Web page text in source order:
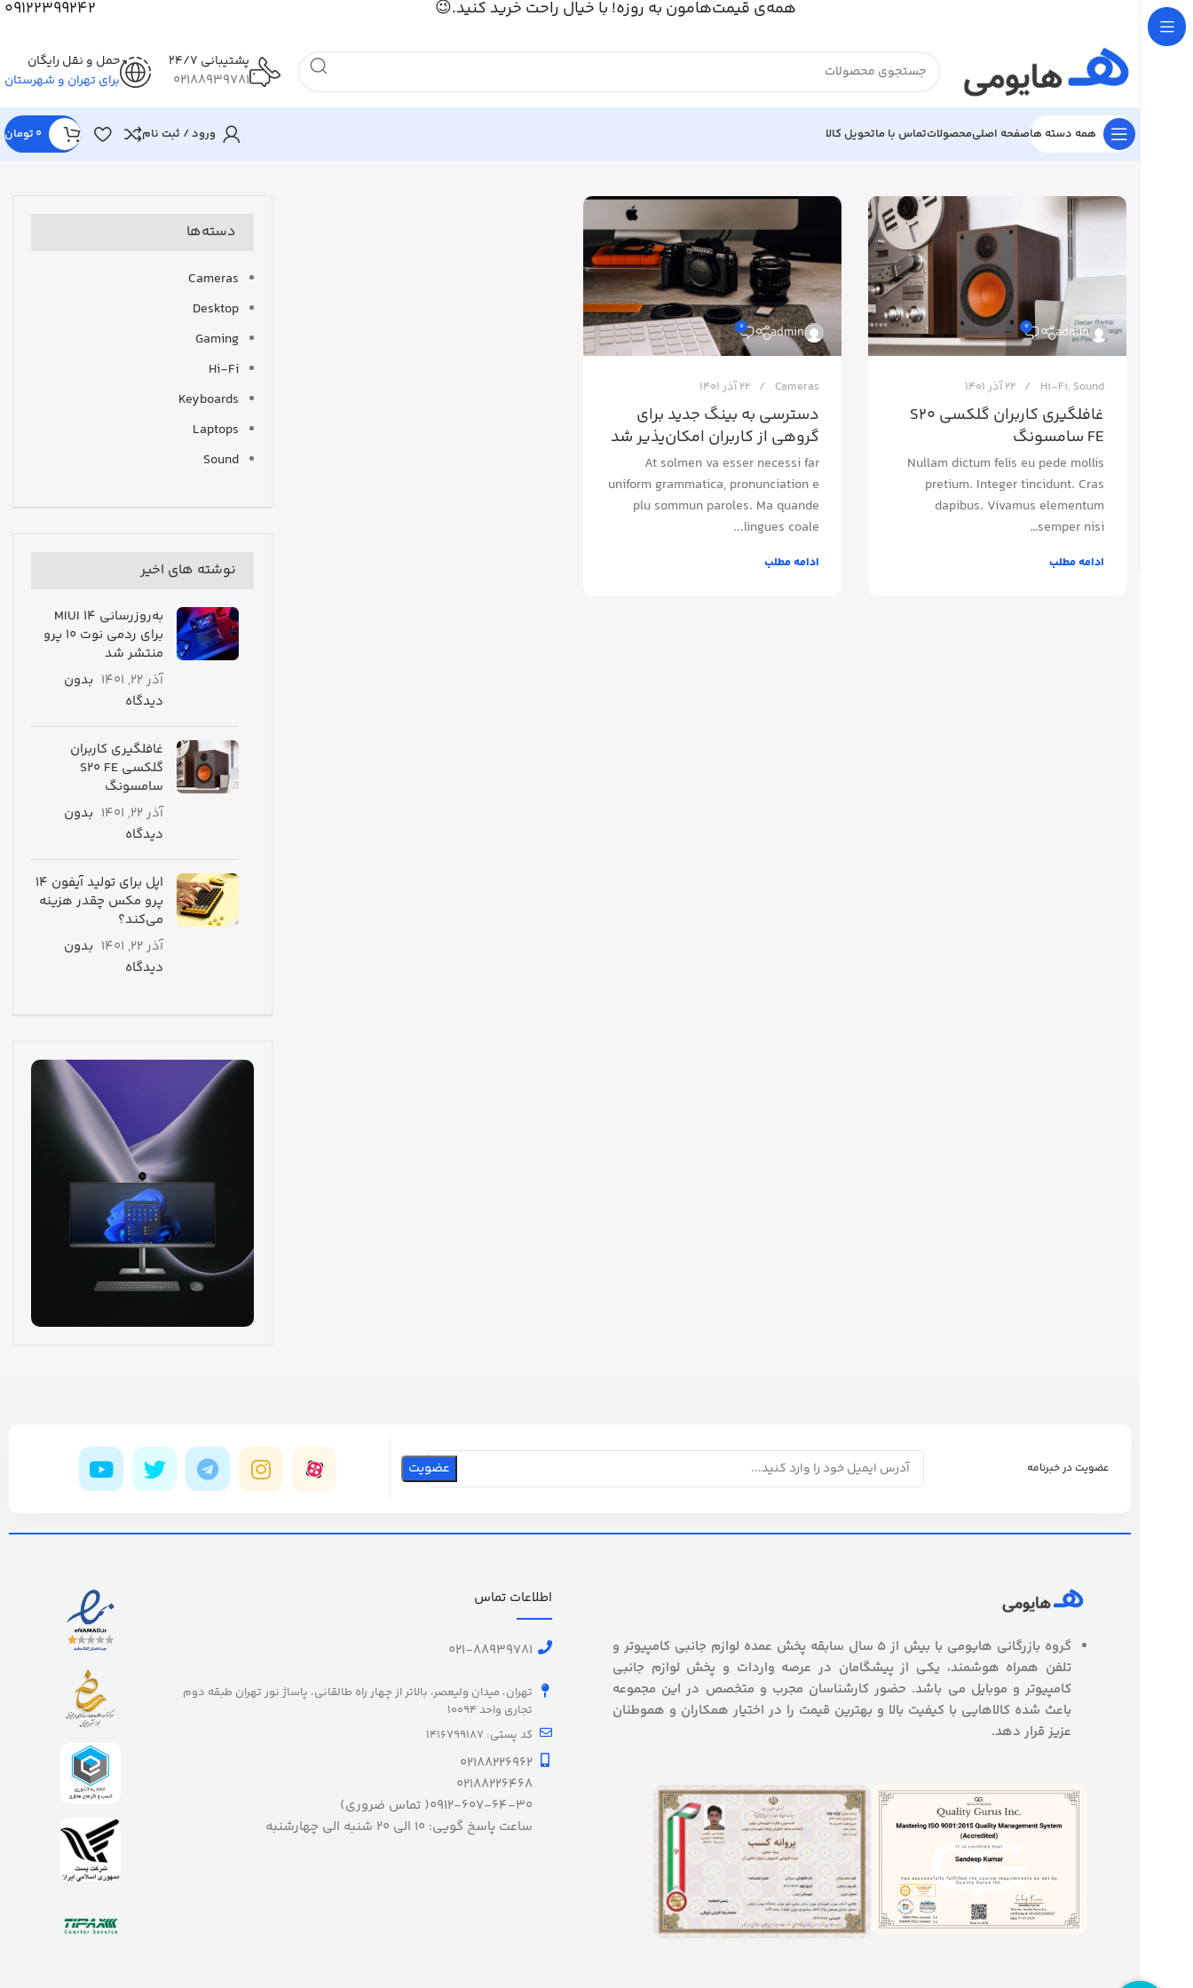
همه‌ی قیمت‌هامون به روزه! با خیال راحت خرید کنید.😉 09122399242
پشتیبانی 24/7
02188939781
حمل و نقل رایگان
برای تهران و شهرستان
همه دسته هاصفحه اصلیمحصولاتتماس با ماتحویل کالا ورود / ثبت نام 0 تومان
admin
0
Hi-Fi, Sound 22 آذر 1401
غافلگیری کاربران گلکسی S20
FE سامسونگ
Nullam dictum felis eu pede mollis
pretium. Integer tincidunt. Cras
dapibus. Vivamus elementum
semper nisi…
ادامه مطلب
admin
0
Cameras 22 آذر 1401
دسترسی به بینگ جدید برای
گروهی از کاربران امکان‌پذیر شد
At solmen va esser necessi far
uniform grammatica, pronunciation e
plu sommun paroles. Ma quande
lingues coale...
ادامه مطلب
دسته‌ها
Cameras
Desktop
Gaming
Hi-Fi
Keyboards
Laptops
Sound
نوشته های اخیر
به‌روزرسانی MIUI 14
برای ردمی نوت ۱۰ پرو
منتشر شد
آذر 22, 1401
بدون
دیدگاه
غافلگیری کاربران
گلکسی S20 FE
سامسونگ
آذر 22, 1401
بدون
دیدگاه
اپل برای تولید آیفون ۱۴
پرو مکس چقدر هزینه
می‌کند؟
آذر 22, 1401
بدون
دیدگاه
عضویت در خبرنامه
گروه بازرگانی هایومی با بیش از 5 سال سابقه پخش عمده لوازم جانبی کامپیوتر و
تلفن همراه هوشمند، یکی از پیشگامان در عرصه واردات و پخش لوازم جانبی
کامپیوتر و موبایل می باشد. حضور کارشناسان مجرب و متخصص در این مجموعه
باعث شده کالاهایی با کیفیت بالا و بهترین قیمت را در اختیار همکاران و هموطنان
عزیز قرار دهد.
اطلاعات تماس
021-88939781
تهران، میدان ولیعصر، بالاتر از چهار راه طالقانی، پاساژ نور تهران طبقه دوم
تجاری واحد 10094
کد پستی: 1416799187
02188226962
02188226468
0912-607-64-30( تماس ضروری)
ساعت پاسخ گویی: 10 الی 20 شنبه الی چهارشنبه